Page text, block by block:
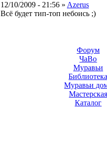
12/10/2009 - 21:56 » Azerus
Всё будет тип-топ небоись ;)
Форум
ЧаВо
Муравьи
Муравьи
Мастерская
Каталог